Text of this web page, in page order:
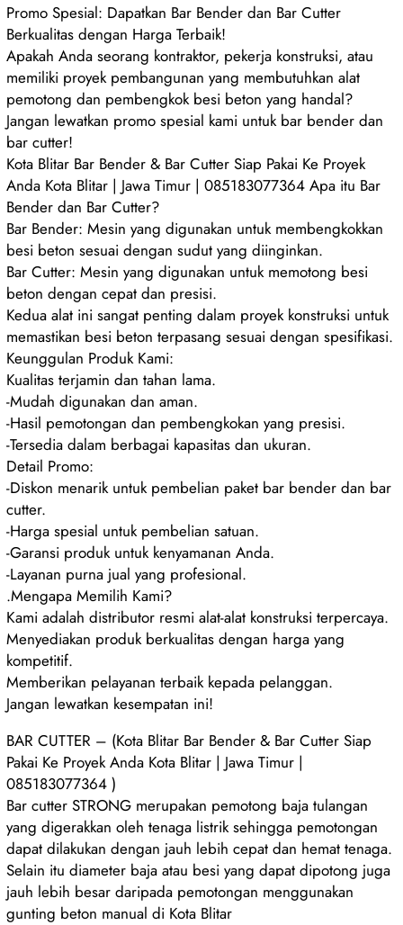
Promo Spesial: Dapatkan Bar Bender dan Bar Cutter
Berkualitas dengan Harga Terbaik!
Apakah Anda seorang kontraktor, pekerja konstruksi, atau
memiliki proyek pembangunan yang membutuhkan alat
pemotong dan pembengkok besi beton yang handal?
Jangan lewatkan promo spesial kami untuk bar bender dan
bar cutter!
Kota Blitar Bar Bender & Bar Cutter Siap Pakai Ke Proyek
Anda Kota Blitar | Jawa Timur | 085183077364 Apa itu Bar
Bender dan Bar Cutter?
Bar Bender: Mesin yang digunakan untuk membengkokkan
besi beton sesuai dengan sudut yang diinginkan.
Bar Cutter: Mesin yang digunakan untuk memotong besi
beton dengan cepat dan presisi.
Kedua alat ini sangat penting dalam proyek konstruksi untuk
memastikan besi beton terpasang sesuai dengan spesifikasi.
Keunggulan Produk Kami:
Kualitas terjamin dan tahan lama.
-Mudah digunakan dan aman.
-Hasil pemotongan dan pembengkokan yang presisi.
-Tersedia dalam berbagai kapasitas dan ukuran.
Detail Promo:
-Diskon menarik untuk pembelian paket bar bender dan bar
cutter.
-Harga spesial untuk pembelian satuan.
-Garansi produk untuk kenyamanan Anda.
-Layanan purna jual yang profesional.
.Mengapa Memilih Kami?
Kami adalah distributor resmi alat-alat konstruksi terpercaya.
Menyediakan produk berkualitas dengan harga yang
kompetitif.
Memberikan pelayanan terbaik kepada pelanggan.
Jangan lewatkan kesempatan ini!
BAR CUTTER – (Kota Blitar Bar Bender & Bar Cutter Siap
Pakai Ke Proyek Anda Kota Blitar | Jawa Timur |
085183077364 )
Bar cutter STRONG merupakan pemotong baja tulangan
yang digerakkan oleh tenaga listrik sehingga pemotongan
dapat dilakukan dengan jauh lebih cepat dan hemat tenaga.
Selain itu diameter baja atau besi yang dapat dipotong juga
jauh lebih besar daripada pemotongan menggunakan
gunting beton manual di Kota Blitar